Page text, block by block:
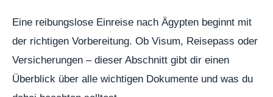
Eine reibungslose Einreise nach Ägypten beginnt mit
der richtigen Vorbereitung. Ob Visum, Reisepass oder
Versicherungen – dieser Abschnitt gibt dir einen
Überblick über alle wichtigen Dokumente und was du